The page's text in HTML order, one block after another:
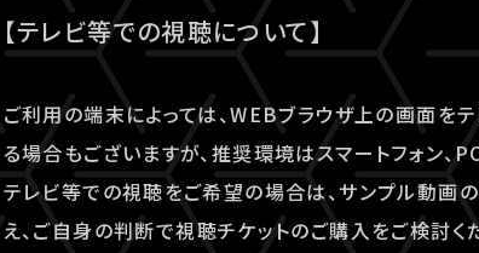
【テレビ等での視聴について】
ご利用の端末によっては、WEBブラウザ上の画面を
る場合もございますが、推奨環境はスマートフォン、
テレビ等での視聴をご希望の場合は、サンプル動画
え、ご自身の判断で視聴チケットのご購入をご検討く